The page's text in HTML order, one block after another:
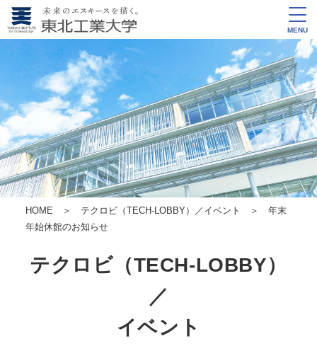
MENU
HOME ＞ テクロビ（TECH-LOBBY）／イベント
＞ 年末
年始休館のお知らせ
テクロビ（TECH-LOBBY）
／
イベント